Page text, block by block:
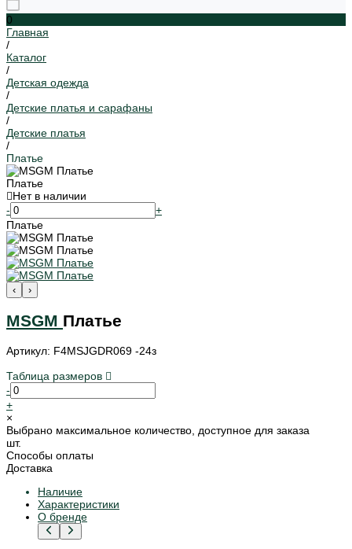
0
Главная
/
Каталог
/
Детская одежда
/
Детские платья и сарафаны
/
Детские платья
/
Платье
Платье
Нет в наличии
-
+
Платье
‹ ›
MSGM Платье
Артикул: F4MSJGDR069 -24з
Таблица размеров
-
+
×
Выбрано максимальное количество, доступное для заказа
шт.
Способы оплаты
Доставка
Наличие
Характеристики
О бренде